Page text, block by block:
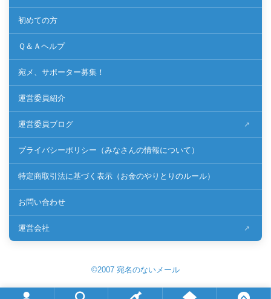
初めての方
Ｑ＆Ａヘルプ
宛メ、サポーター募集！
運営委員紹介
運営委員ブログ
プライバシーポリシー（みなさんの情報について）
特定商取引法に基づく表示（お金のやりとりのルール）
お問い合わせ
運営会社
©2007 宛名のないメール